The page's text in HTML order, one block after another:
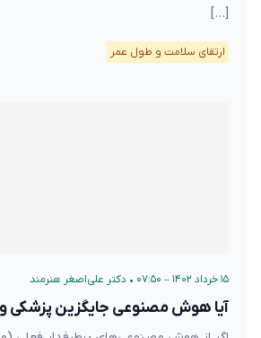
[…]
ارتقای سلامت و طول عمر
۱۵ خرداد ۱۴۰۲ – ۰۷:۵۰ • دکتر علی‌اصغر هنرمند
آیا هوش مصنوعی جایگزین پزشکی